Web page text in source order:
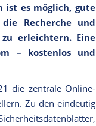
es möglich, gute
Recherche und
erleichtern. Eine
– kostenlos und
die zentrale Online-
Zu den eindeutig